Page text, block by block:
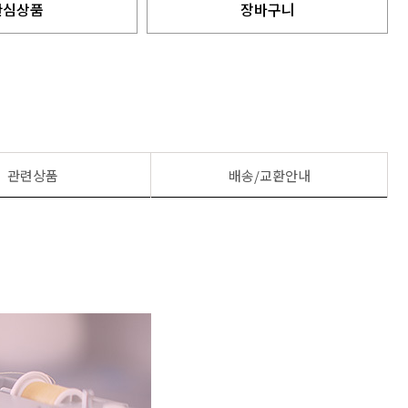
상품 장바구니
관련상품 배송/교환안내